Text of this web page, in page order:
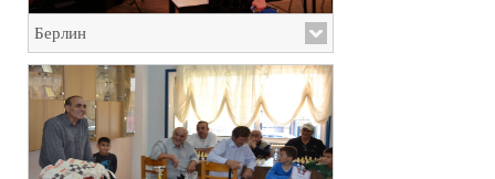
Берлин